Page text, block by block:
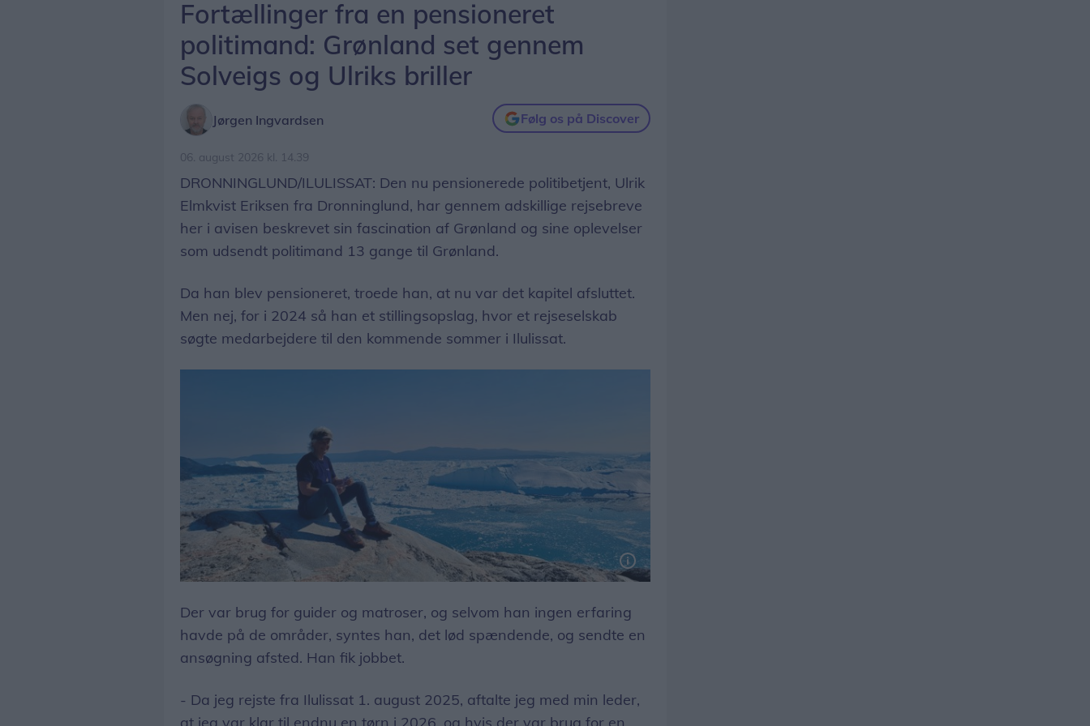
Fortællinger fra en pensioneret
politimand: Grønland set gennem
Solveigs og Ulriks briller
Jørgen Ingvardsen Følg os på Discover
06. august 2026 kl. 14.39
DRONNINGLUND/ILULISSAT: Den nu pensionerede politibetjent, Ulrik
Elmkvist Eriksen fra Dronninglund, har gennem adskillige rejsebreve
her i avisen beskrevet sin fascination af Grønland og sine oplevelser
som udsendt politimand 13 gange til Grønland.
Da han blev pensioneret, troede han, at nu var det kapitel afsluttet.
Men nej, for i 2024 så han et stillingsopslag, hvor et rejseselskab
søgte medarbejdere til den kommende sommer i Ilulissat.
Der var brug for guider og matroser, og selvom han ingen erfaring
havde på de områder, syntes han, det lød spændende, og sendte en
ansøgning afsted. Han fik jobbet.
- Da jeg rejste fra Ilulissat 1. august 2025, aftalte jeg med min leder,
at jeg var klar til endnu en tørn i 2026, og hvis der var brug for en